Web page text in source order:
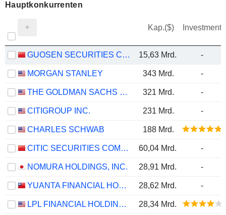
Hauptkonkurrenten
Kap.($) Investment
GUOSEN SECURITIES CO., LTD. 15,63 Mrd. -
MORGAN STANLEY 343 Mrd. -
THE GOLDMAN SACHS GROUP, INC. 321 Mrd. -
CITIGROUP INC. 231 Mrd. -
CHARLES SCHWAB 188 Mrd.
CITIC SECURITIES COMPANY LIMITED 60,04 Mrd. -
NOMURA HOLDINGS, INC. 28,91 Mrd. -
YUANTA FINANCIAL HOLDING CO., LTD. 28,62 Mrd. -
LPL FINANCIAL HOLDINGS INC.
28,34 Mrd.